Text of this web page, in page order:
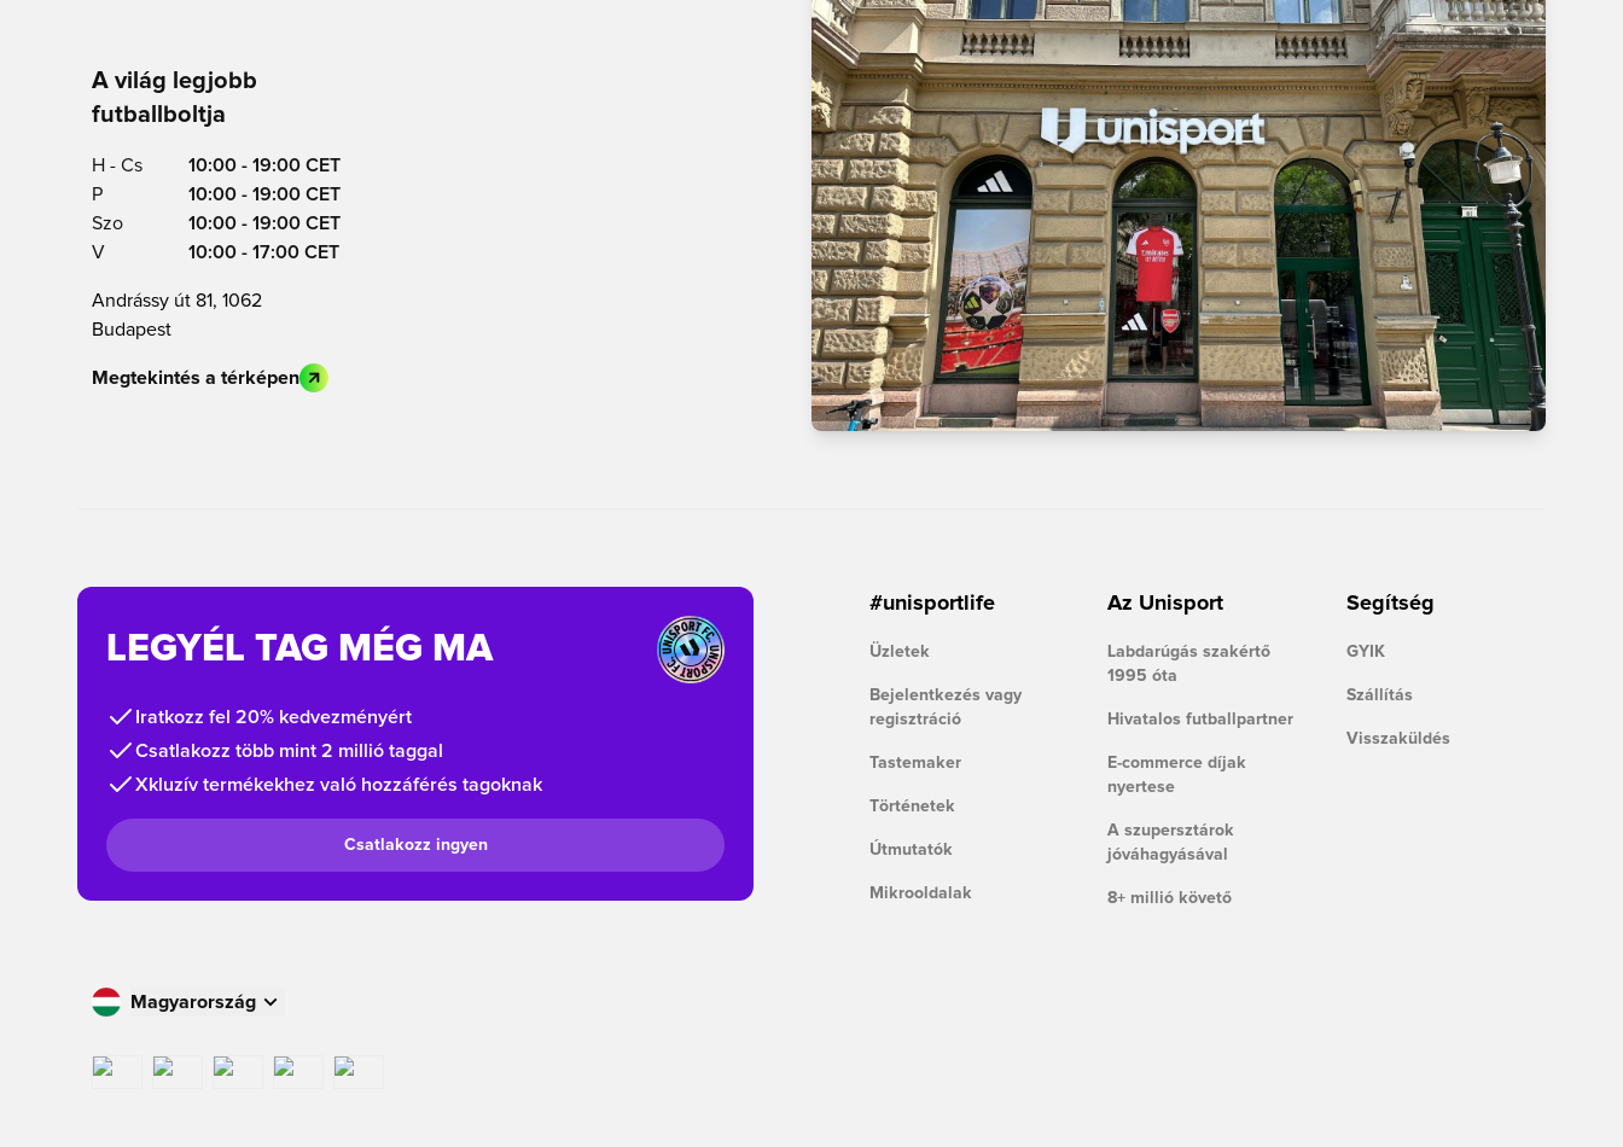
A világ legjobb
futballboltja
H - Cs
10:00 - 19:00 CET
P
10:00 - 19:00 CET
Szo
10:00 - 19:00 CET
V
10:00 - 17:00 CET
Andrássy út 81, 1062
Budapest
Megtekintés a térképen
LEGYÉL TAG MÉG MA
Iratkozz fel 20% kedvezményért
Csatlakozz több mint 2 millió taggal
Xkluzív termékekhez való hozzáférés tagoknak
Csatlakozz ingyen
#unisportlife
Üzletek
Bejelentkezés vagy
regisztráció
Tastemaker
Történetek
Útmutatók
Mikrooldalak
Az Unisport
Labdarúgás szakértő
1995 óta
Hivatalos futballpartner
E-commerce díjak
nyertese
A szupersztárok
jóváhagyásával
8+ millió követő
Segítség
GYIK
Szállítás
Visszaküldés
Magyarország